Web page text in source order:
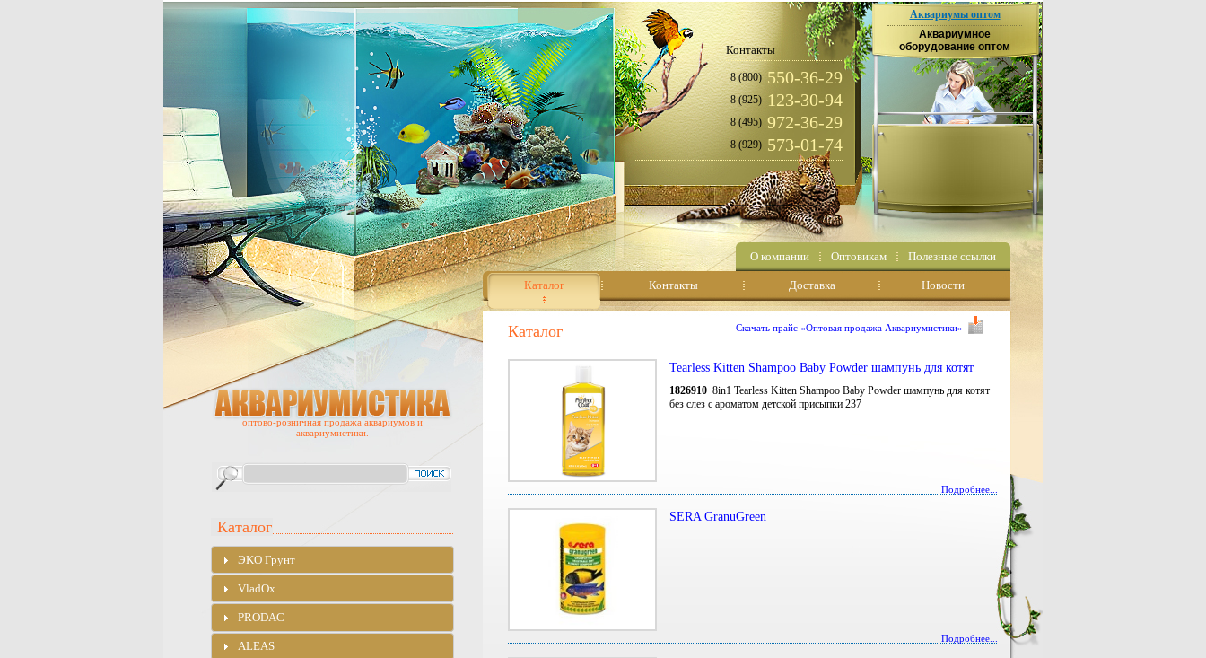
Контакты
8 (800) 550-36-29
8 (925) 123-30-94
8 (495) 972-36-29
8 (929) 573-01-74
Аквариумы оптом
Аквариумное
оборудование оптом
О компании Оптовикам Полезные ссылки
Каталог Контакты Доставка Новости
Каталог Скачать прайс «Оптовая продажа Аквариумистики»
Tearless Kitten Shampoo Baby Powder шампунь для котят
1826910 8in1 Tearless Kitten Shampoo Baby Powder шампунь для котят
без слез с ароматом детской присыпки 237
Подробнее...
SERA GranuGreen
Подробнее...
оптово-розничная продажа аквариумов и
аквариумистики.
Каталог
ЭKO Грунт
VladOx
PRODAC
ALEAS